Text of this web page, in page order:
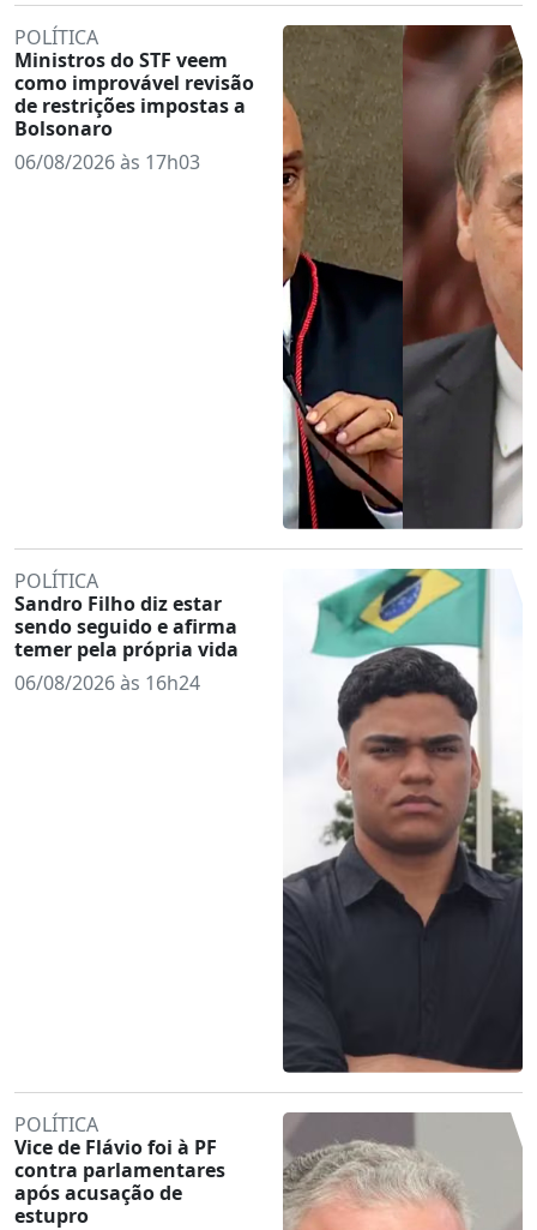
POLÍTICA
Ministros do STF veem
como improvável revisão
de restrições impostas a
Bolsonaro
06/08/2026 às 17h03
POLÍTICA
Sandro Filho diz estar
sendo seguido e afirma
temer pela própria vida
06/08/2026 às 16h24
POLÍTICA
Vice de Flávio foi à PF
contra parlamentares
após acusação de
estupro